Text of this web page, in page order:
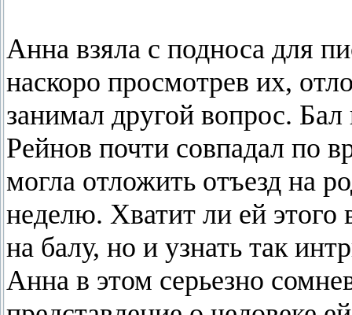
Анна взяла с подноса для
наскоро просмотрев их,
занимал другой вопрос.
Рейнов почти совпадал по
могла отложить отъезд на
неделю. Хватит ли ей этого
на балу, но и узнать так
Анна в этом серьезно